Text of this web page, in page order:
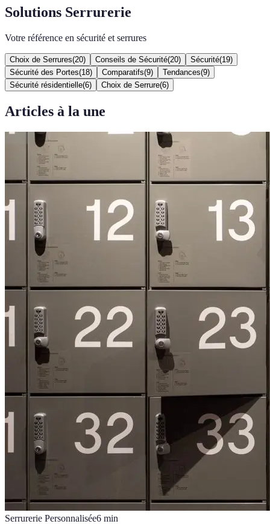
Solutions Serrurerie
Votre référence en sécurité et serrures
Choix de Serrures(20) Conseils de Sécurité(20) Sécurité(19)
Sécurité des Portes(18) Comparatifs(9) Tendances(9)
Sécurité résidentielle(6) Choix de Serrure(6)
Articles à la une
Serrurerie Personnalisée6 min